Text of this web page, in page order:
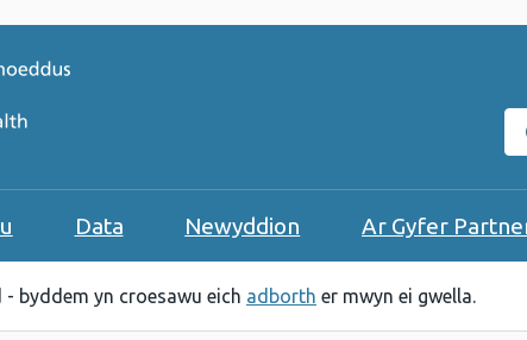
Data Newyddion Ar Gyfer
byddem yn croesawu eich adborth er mwyn ei gwella.